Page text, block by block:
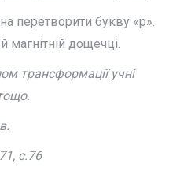
перетворити букву «р».
магнітній дощечці.
трансформації учні
с.76